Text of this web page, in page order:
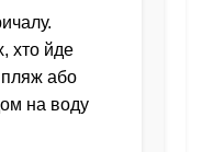
хто йде
пляж або
на воду